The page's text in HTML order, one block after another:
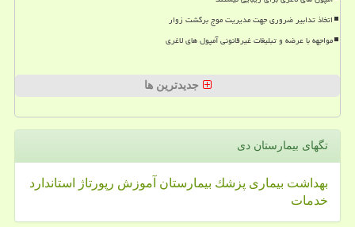
اتخاذ تدابیر ضروری جهت مدیریت موج برگشت زوار
مواجهه با عرضه و تبلیغات غیرقانونی آمپول های لاغری
جدیدترین ها
تگهای بیمارستان دی
بهداشت بیماری پزشك بیمارستان آموزش رپورتاژ
استاندارد
خدمات